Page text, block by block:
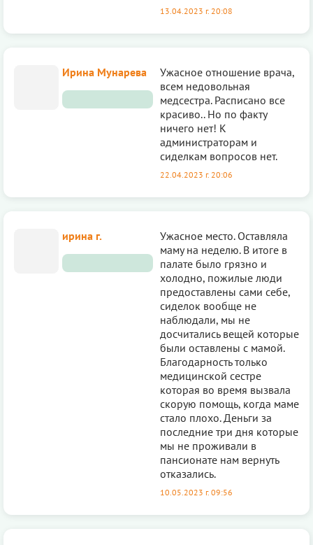
13.04.2023 г. 20:08
Ирина Мунарева
Ужасное отношение врача,
всем недовольная
медсестра. Расписано все
красиво.. Но по факту
ничего нет! К
администраторам и
сиделкам вопросов нет.
22.04.2023 г. 20:06
ирина г.
Ужасное место. Оставляла
маму на неделю. В итоге в
палате было грязно и
холодно, пожилые люди
предоставлены сами себе,
сиделок вообще не
наблюдали, мы не
досчитались вещей которые
были оставлены с мамой.
Благодарность только
медицинской сестре
которая во время вызвала
скорую помощь, когда маме
стало плохо. Деньги за
последние три дня которые
мы не проживали в
пансионате нам вернуть
отказались.
10.05.2023 г. 09:56